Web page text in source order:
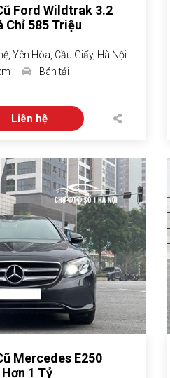
Ford Wildtrak 3.2
Chỉ 585 Triệu
Yên Hòa, Cầu Giấy, Hà Nội
Bán tải
Liên hệ
Mercedes E250
1 Tỷ